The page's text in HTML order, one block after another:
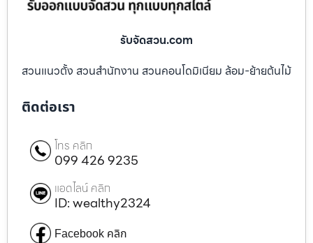
รับจัดสวน.com
สวนแนวตั้ง สวนสำนักงาน สวนคอนโดมิเนียม ล้อม-ย้ายต้นไม้
ติดต่อเรา
โทร คลิก
099 426 9235
แอดไลน์ คลิก
ID: wealthy2324
Facebook คลิก